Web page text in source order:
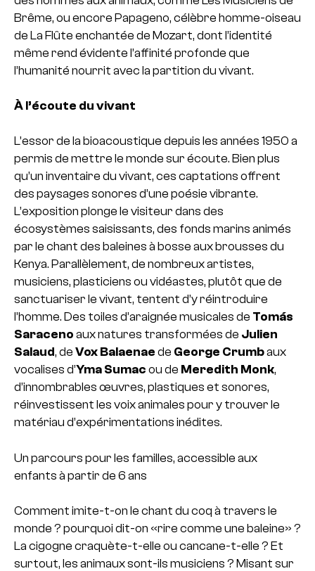
Brême, ou encore Papageno, célèbre homme-oiseau
de La Flûte enchantée de Mozart, dont l’identité
même rend évidente l’affinité profonde que
l’humanité nourrit avec la partition du vivant.
À l’écoute du vivant
L’essor de la bioacoustique depuis les années 1950 a
permis de mettre le monde sur écoute. Bien plus
qu’un inventaire du vivant, ces captations offrent
des paysages sonores d’une poésie vibrante.
L’exposition plonge le visiteur dans des
écosystèmes saisissants, des fonds marins animés
par le chant des baleines à bosse aux brousses du
Kenya. Parallèlement, de nombreux artistes,
musiciens, plasticiens ou vidéastes, plutôt que de
sanctuariser le vivant, tentent d’y réintroduire
l’homme. Des toiles d’araignée musicales de Tomás
Saraceno aux natures transformées de Julien
Salaud, de Vox Balaenae de George Crumbaux
vocalises d’Yma Sumac ou de Meredith Monk,
d’innombrables œuvres, plastiques et sonores,
réinvestissent les voix animales pour y trouver le
matériau d’expérimentations inédites.
Un parcours pour les familles, accessible aux
enfants à partir de 6 ans
Comment imite-t-on le chant du coq à travers le
monde ? pourquoi dit-on «rire comme une baleine» ?
La cigogne craquète-t-elle ou cancane-t-elle ? Et
surtout, les animaux sont-ils musiciens ? Misant sur